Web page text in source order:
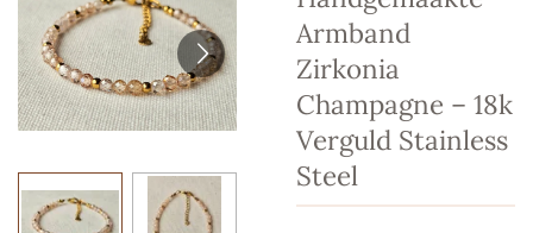
Armband
Zirkonia
Champagne – 18k
Verguld Stainless
Steel